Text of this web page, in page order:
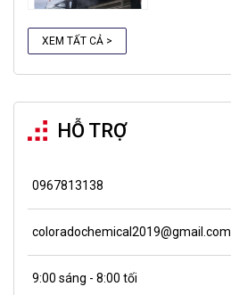
XEM TẤT CẢ >
HỖ TRỢ
0967813138
coloradochemical2019@gmail.com
9:00 sáng - 8:00 tối